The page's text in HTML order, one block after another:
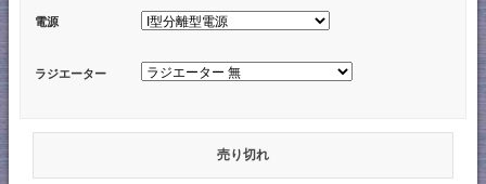
電源
ラジエーター
売り切れ